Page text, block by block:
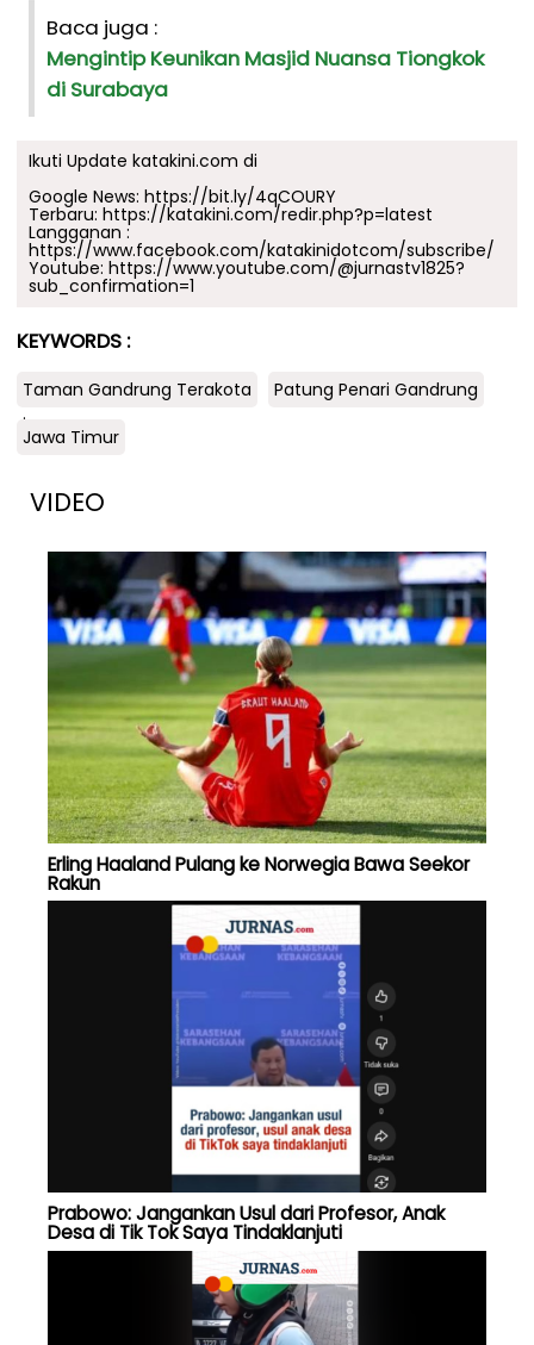
Baca juga :
Mengintip Keunikan Masjid Nuansa Tiongkok
di Surabaya
Ikuti Update katakini.com di
Google News: https://bit.ly/4qCOURY
Terbaru: https://katakini.com/redir.php?p=latest
Langganan :
https://www.facebook.com/katakinidotcom/subscribe/
Youtube: https://www.youtube.com/@jurnastv1825?
sub_confirmation=1
KEYWORDS :
Taman Gandrung Terakota
Patung Penari Gandrung
.
Jawa Timur
VIDEO
Erling Haaland Pulang ke Norwegia Bawa Seekor
Rakun
Prabowo: Jangankan Usul dari Profesor, Anak
Desa di Tik Tok Saya Tindaklanjuti